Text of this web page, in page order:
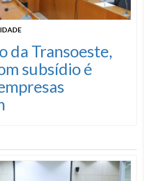
da Transoeste,
subsídio é